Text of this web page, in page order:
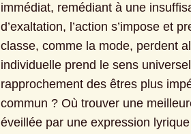
immédiat, remédiant à une
d’exaltation, l’action s’impose et
classe, comme la mode, perdent
individuelle prend le sens
rapprochement des êtres plus
commun ? Où trouver une
éveillée par une expression